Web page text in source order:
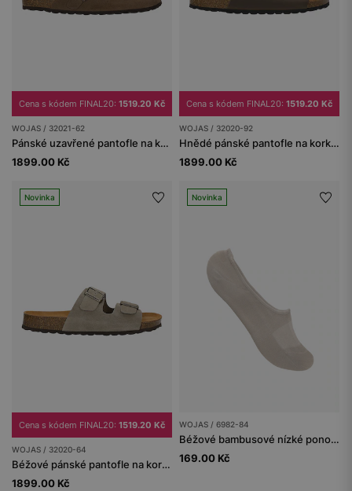
Cena s kódem FINAL20: 1519.20 Kč
WOJAS / 32021-62
Pánské uzavřené pantofle na korkové podrážce
1899.00 Kč
Cena s kódem FINAL20: 1519.20 Kč
WOJAS / 32020-92
Hnědé pánské pantofle na korkové podešvi z crazy horse kůže
1899.00 Kč
Novinka
Cena s kódem FINAL20: 1519.20 Kč
WOJAS / 32020-64
Béžové pánské pantofle na korkové podrážce
1899.00 Kč
Novinka
WOJAS / 6982-84
Béžové bambusové nízké ponožky se silikonem
169.00 Kč